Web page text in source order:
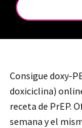
Consigue doxy-
doxiciclina)
receta de PrEP.
semana y el